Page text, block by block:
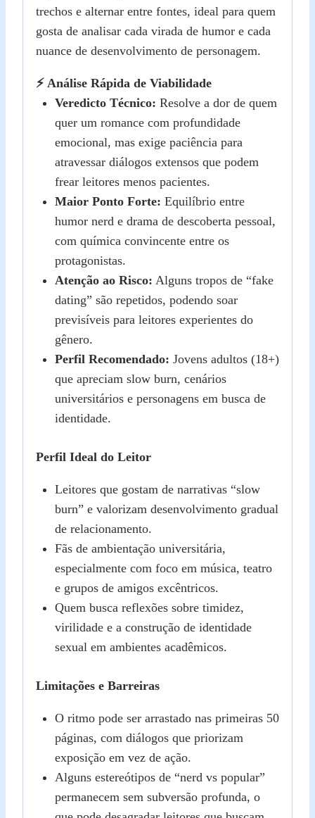
trechos e alternar entre fontes, ideal para quem
gosta de analisar cada virada de humor e cada
nuance de desenvolvimento de personagem.
⚡ Análise Rápida de Viabilidade
Veredicto Técnico: Resolve a dor de quem
quer um romance com profundidade
emocional, mas exige paciência para
atravessar diálogos extensos que podem
frear leitores menos pacientes.
Maior Ponto Forte: Equilíbrio entre
humor nerd e drama de descoberta pessoal,
com química convincente entre os
protagonistas.
Atenção ao Risco: Alguns tropos de “fake
dating” são repetidos, podendo soar
previsíveis para leitores experientes do
gênero.
Perfil Recomendado: Jovens adultos (18+)
que apreciam slow burn, cenários
universitários e personagens em busca de
identidade.
Perfil Ideal do Leitor
Leitores que gostam de narrativas “slow
burn” e valorizam desenvolvimento gradual
de relacionamento.
Fãs de ambientação universitária,
especialmente com foco em música, teatro
e grupos de amigos excêntricos.
Quem busca reflexões sobre timidez,
virilidade e a construção de identidade
sexual em ambientes acadêmicos.
Limitações e Barreiras
O ritmo pode ser arrastado nas primeiras 50
páginas, com diálogos que priorizam
exposição em vez de ação.
Alguns estereótipos de “nerd vs popular”
permanecem sem subversão profunda, o